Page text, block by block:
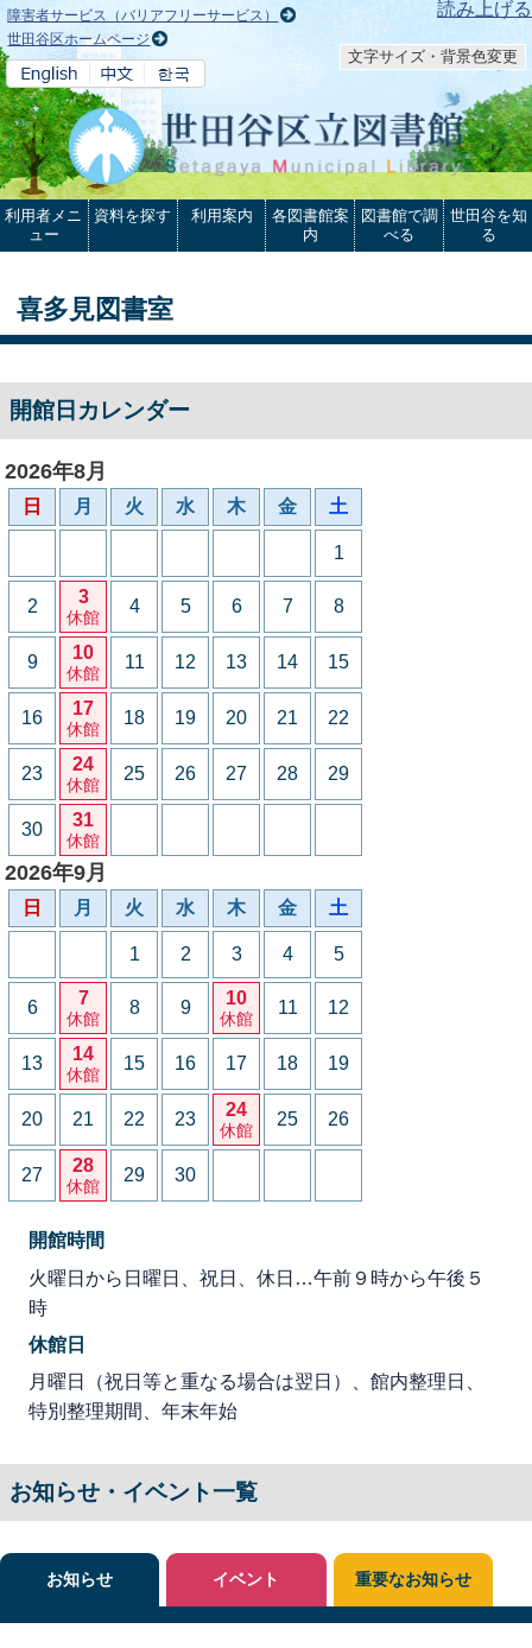
本文へ 読み上げる
障害者サービス（バリアフリーサービス）
世田谷区ホームページ
文字サイズ・背景色変更
利用者メニ
ュー
資料を探す 利用案内
各図書館案
内
図書館で調
べる
世田谷を知
る
喜多見図書室
開館日カレンダー
2026年8月
日 月 火 水 木 金 土
1
2 3
休館
4 5 6 7 8
9 10
休館
11 12 13 14 15
16 17
休館
18 19 20 21 22
23 24
休館
25 26 27 28 29
30 31
休館
2026年9月
日 月 火 水 木 金 土
1 2 3 4 5
6 7
休館
8 9 10
休館
11 12
13 14
休館
15 16 17 18 19
20 21 22 23 24
休館
25 26
27 28
休館
29 30
開館時間
火曜日から日曜日、祝日、休日…午前９時から午後５
時
休館日
月曜日（祝日等と重なる場合は翌日）、館内整理日、
特別整理期間、年末年始
お知らせ・イベント一覧
お知らせ イベント 重要なお知らせ